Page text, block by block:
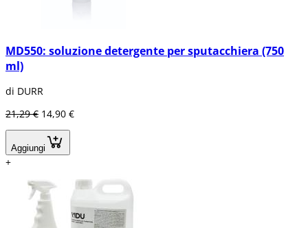
MD550: soluzione detergente per sputacchiera (750
ml)
di DURR
21,29 € 14,90 €
Aggiungi
+